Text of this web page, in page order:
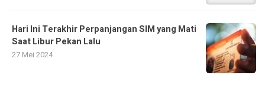
Hari Ini Terakhir Perpanjangan SIM yang Mati
Saat Libur Pekan Lalu
27 Mei 2024